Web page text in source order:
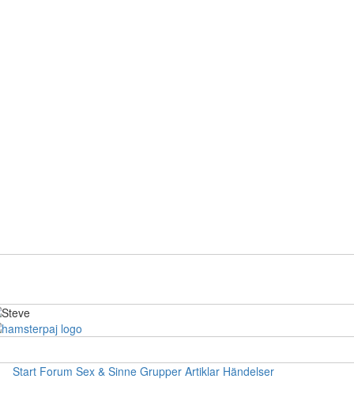
Start Forum Sex & Sinne Grupper Artiklar Händelser